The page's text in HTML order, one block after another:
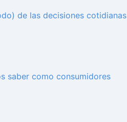
de las decisiones cotidianas
saber como consumidores